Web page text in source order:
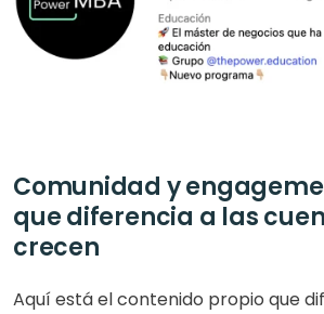
Comunidad y
que diferencia a las
crecen
Aquí está el contenido propio que